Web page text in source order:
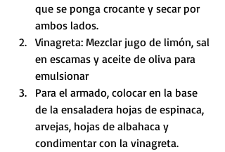
que se ponga crocante y secar por
ambos lados.
Vinagreta: Mezclar jugo de limón, sal
en escamas y aceite de oliva para
emulsionar
Para el armado, colocar en la base
de la ensaladera hojas de espinaca,
arvejas, hojas de albahaca y
condimentar con la vinagreta.